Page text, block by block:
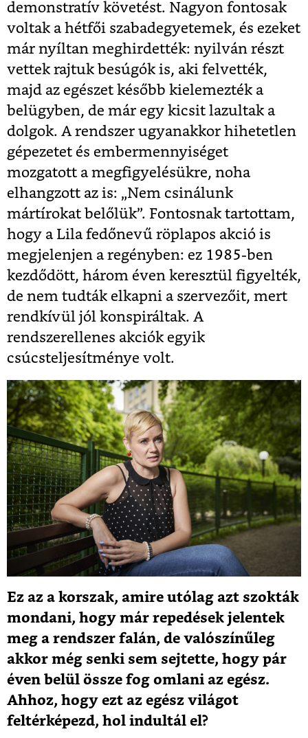
demonstratív követést. Nagyon fontosak
voltak a hétfői szabadegyetemek, és ezeket
már nyíltan meghirdették: nyilván részt
vettek rajtuk besúgók is, aki felvették,
majd az egészet később kielemezték a
belügyben, de már egy kicsit lazultak a
dolgok. A rendszer ugyanakkor hihetetlen
gépezetet és embermennyiséget
mozgatott a megfigyelésükre, noha
elhangzott az is: „Nem csinálunk
mártírokat belőlük”. Fontosnak tartottam,
hogy a Lila fedőnevű röplapos akció is
megjelenjen a regényben: ez 1985-ben
kezdődött, három éven keresztül figyelték,
de nem tudták elkapni a szervezőit, mert
rendkívül jól konspiráltak. A
rendszerellenes akciók egyik
csúcsteljesítménye volt.
Ez az a korszak, amire utólag azt szokták
mondani, hogy már repedések jelentek
meg a rendszer falán, de valószínűleg
akkor még senki sem sejtette, hogy pár
éven belül össze fog omlani az egész.
Ahhoz, hogy ezt az egész világot
feltérképezd, hol indultál el?